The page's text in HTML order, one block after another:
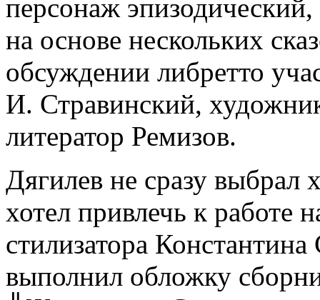
персонаж
на основе нескольких
обсуждении либретто
И. Стравинский,
литератор Ремизов.
Дягилев не сразу выбрал
хотел привлечь к работе
стилизатора
выполнил обложку